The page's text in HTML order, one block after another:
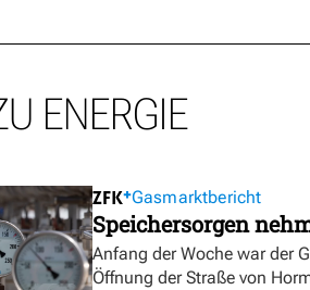
ENERGIE
Gasmarktbericht
Speichersorgen
Anfang der Woche war der
Öffnung der Straße von